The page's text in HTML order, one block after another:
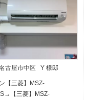
古屋市中区 Y 様邸
【三菱】MSZ-
【三菱】MSZ-